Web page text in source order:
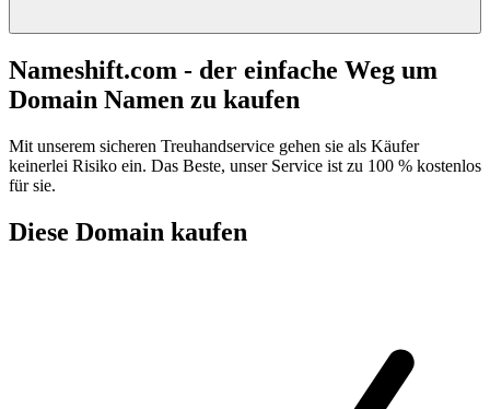
Nameshift.com - der einfache Weg um
Domain Namen zu kaufen
Mit unserem sicheren Treuhandservice gehen sie als Käufer
keinerlei Risiko ein. Das Beste, unser Service ist zu 100 % kostenlos
für sie.
Diese Domain kaufen